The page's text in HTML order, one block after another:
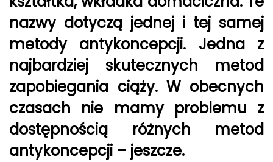
nazwy dotyczą jednej i tej samej
metody antykoncepcji. Jedna z
najbardziej skutecznych metod
zapobiegania ciąży. W obecnych
czasach nie mamy problemu z
dostępnością różnych metod
antykoncepcji – jeszcze.